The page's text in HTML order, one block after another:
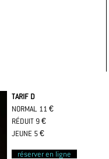
TARIF D
NORMAL 11 €
RÉDUIT 9 €
JEUNE 5 €
réserver en ligne